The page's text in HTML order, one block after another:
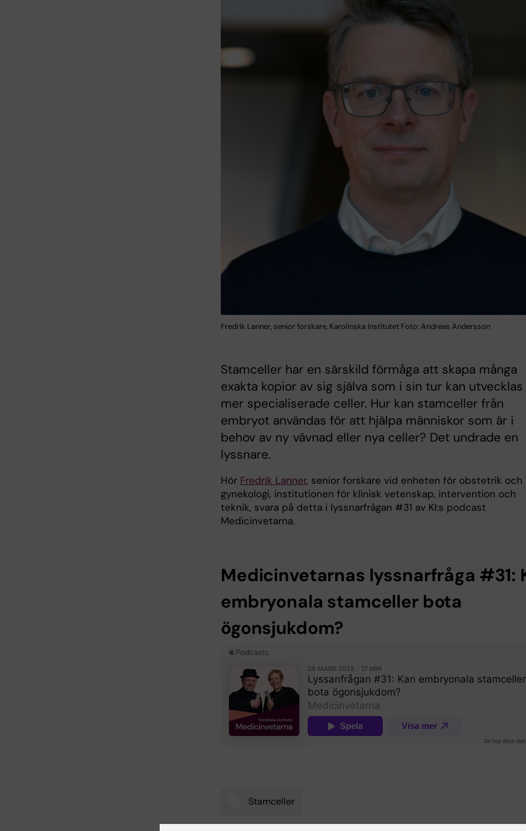
Fredrik Lanner, senior forskare, Karolinska Institutet Foto: Andreas Andersson
Stamceller har en särskild förmåga att skapa många
exakta kopior av sig själva som i sin tur kan
mer specialiserade celler. Hur kan stamceller från
embryot användas för att hjälpa människor som är i
behov av ny vävnad eller nya celler? Det undrade en
lyssnare.
Hör Fredrik Lanner, senior forskare vid enheten för obstetrik och
gynekologi, institutionen för klinisk vetenskap, intervention och
teknik, svara på detta i lyssnarfrågan #31 av KI:s podcast
Medicinvetarna.
Medicinvetarnas lyssnarfråga #31:
embryonala stamceller bota
ögonsjukdom?
Stamceller